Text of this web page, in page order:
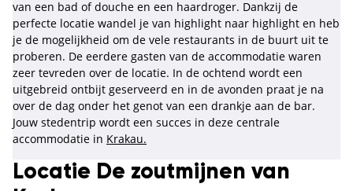
van een bad of douche en een haardroger. Dankzij de
perfecte locatie wandel je van highlight naar highlight en heb
je de mogelijkheid om de vele restaurants in de buurt uit te
proberen. De eerdere gasten van de accommodatie waren
zeer tevreden over de locatie. In de ochtend wordt een
uitgebreid ontbijt geserveerd en in de avonden praat je na
over de dag onder het genot van een drankje aan de bar.
Jouw stedentrip wordt een succes in deze centrale
accommodatie in Krakau.
Locatie De zoutmijnen van